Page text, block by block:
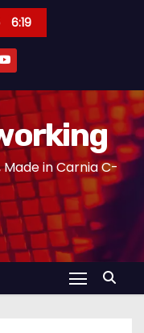
6:19
Made in Carnia C-